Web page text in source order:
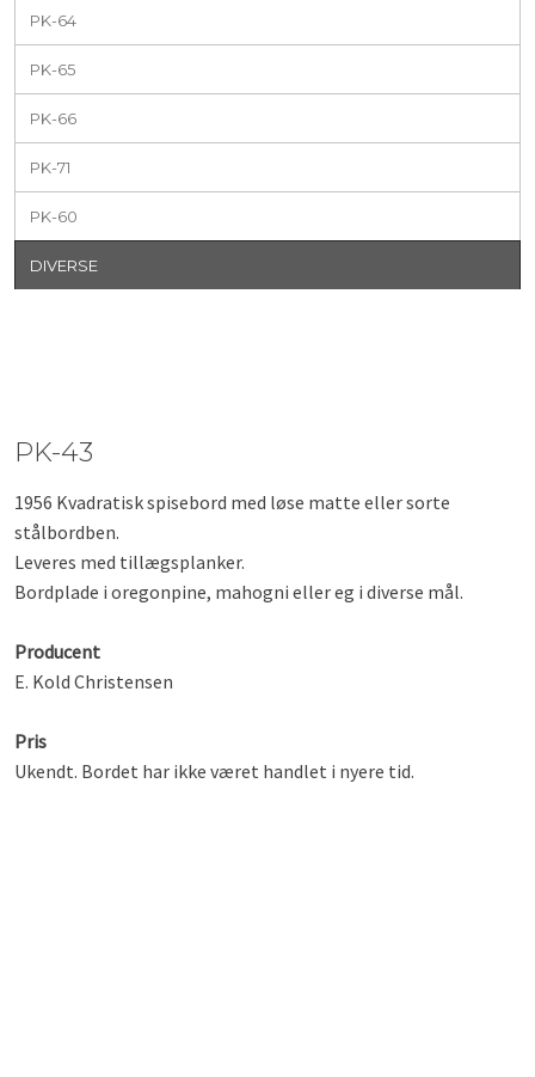
PK-64
PK-65
PK-66
PK-71
PK-60
DIVERSE
PK-43
1956 Kvadratisk spisebord med løse matte eller sorte
stålbordben.
Leveres med tillægsplanker.
Bordplade i oregonpine, mahogni eller eg i diverse mål.
Producent
E. Kold Christensen
Pris
Ukendt. Bordet har ikke været handlet i nyere tid.